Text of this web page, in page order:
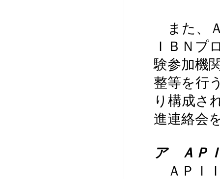
また、
ＩＢＮプ
験参加機
整等を行
り構成さ
進連絡会
ア ＡＰ
ＡＰＩ